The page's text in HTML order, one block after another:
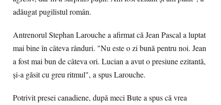
adăugat pugilistul român.
Antrenorul Stephan Larouche a afirmat că Jean Pascal a luptat
mai bine în câteva rânduri. "Nu este o zi bună pentru noi. Jean
a fost mai bun de câteva ori. Lucian a avut o presiune ezitantă,
şi-a găsit cu greu ritmul", a spus Larouche.
Potrivit presei canadiene, după meci Bute a spus că vrea